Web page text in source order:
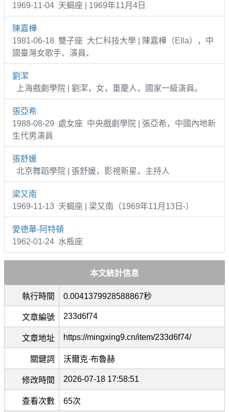
1969-11-04 天蝎座 | 1969年11月4日
陳嘉樺
1981-06-18 雙子座 大仁科技大學 | 陳嘉樺（Ella），中
國臺灣女歌手、演員、
劉潔
上海戲劇學院 | 劉潔，女，重慶人，國家一級演員。
張亞希
1988-08-29 處女座 中央戲劇學院 | 張亞希，中國內地新
生代男演員
張舒媛
北京舞蹈學院 | 張舒媛，影視新星，主持人
梁又南
1969-11-13 天蝎座 | 梁又南（1969年11月13日-）
愛德華-阿特頓
1962-01-24 水瓶座
本文統計信息
執行時間 0.0041379928588867秒
文章編號 233d6f74
文章地址 https://mingxing9.cn/item/233d6f74/
關鍵詞 沃爾克·布魯赫
修改時間 2026-07-18 17:58:51
查看次數 65次